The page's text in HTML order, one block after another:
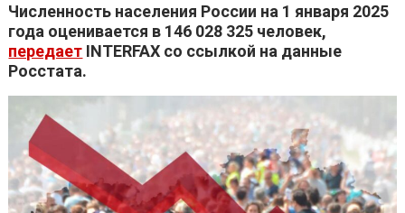
Численность населения России на 1 января 2025
года оценивается в 146 028 325 человек,
передает INTERFAX со ссылкой на данные
Росстата.